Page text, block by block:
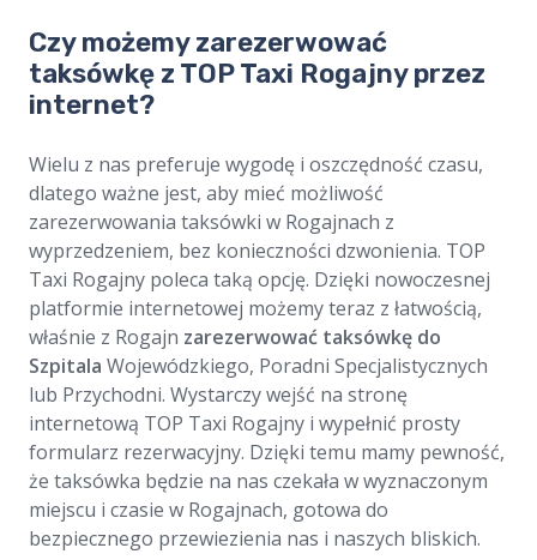
Czy możemy zarezerwować
taksówkę z TOP Taxi Rogajny przez
internet?
Wielu z nas preferuje wygodę i oszczędność czasu,
dlatego ważne jest, aby mieć możliwość
zarezerwowania taksówki w Rogajnach z
wyprzedzeniem, bez konieczności dzwonienia. TOP
Taxi Rogajny poleca taką opcję. Dzięki nowoczesnej
platformie internetowej możemy teraz z łatwością,
właśnie z Rogajn zarezerwować taksówkę do
Szpitala Wojewódzkiego, Poradni Specjalistycznych
lub Przychodni. Wystarczy wejść na stronę
internetową TOP Taxi Rogajny i wypełnić prosty
formularz rezerwacyjny. Dzięki temu mamy pewność,
że taksówka będzie na nas czekała w wyznaczonym
miejscu i czasie w Rogajnach, gotowa do
bezpiecznego przewiezienia nas i naszych bliskich.